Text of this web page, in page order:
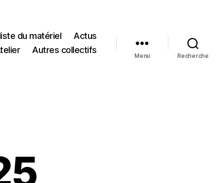
du matériel
Actus
Autres collectifs
Menu Recherche